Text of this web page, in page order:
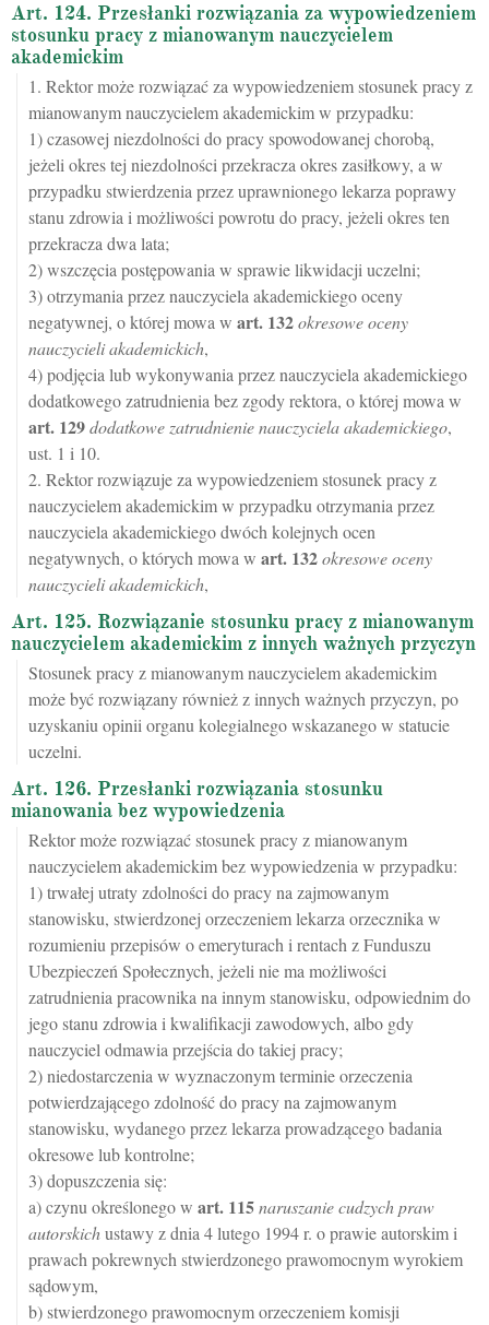
Art. 124. Przesłanki rozwiązania za wypowiedzeniem
stosunku pracy z mianowanym nauczycielem
akademickim
1. Rektor może rozwiązać za wypowiedzeniem stosunek pracy z
mianowanym nauczycielem akademickim w przypadku:
1) czasowej niezdolności do pracy spowodowanej chorobą,
jeżeli okres tej niezdolności przekracza okres zasiłkowy, a w
przypadku stwierdzenia przez uprawnionego lekarza poprawy
stanu zdrowia i możliwości powrotu do pracy, jeżeli okres ten
przekracza dwa lata;
2) wszczęcia postępowania w sprawie likwidacji uczelni;
3) otrzymania przez nauczyciela akademickiego oceny
negatywnej, o której mowa w art. 132okresowe oceny
nauczycieli akademickich,
4) podjęcia lub wykonywania przez nauczyciela akademickiego
dodatkowego zatrudnienia bez zgody rektora, o której mowa w
art. 129dodatkowe zatrudnienie nauczyciela akademickiego,
ust. 1 i 10.
2. Rektor rozwiązuje za wypowiedzeniem stosunek pracy z
nauczycielem akademickim w przypadku otrzymania przez
nauczyciela akademickiego dwóch kolejnych ocen
negatywnych, o których mowa w art. 132okresowe oceny
nauczycieli akademickich,
Art. 125. Rozwiązanie stosunku pracy z mianowanym
nauczycielem akademickim z innych ważnych przyczyn
Stosunek pracy z mianowanym nauczycielem akademickim
może być rozwiązany również z innych ważnych przyczyn, po
uzyskaniu opinii organu kolegialnego wskazanego w statucie
uczelni.
Art. 126. Przesłanki rozwiązania stosunku
mianowania bez wypowiedzenia
Rektor może rozwiązać stosunek pracy z mianowanym
nauczycielem akademickim bez wypowiedzenia w przypadku:
1) trwałej utraty zdolności do pracy na zajmowanym
stanowisku, stwierdzonej orzeczeniem lekarza orzecznika w
rozumieniu przepisów o emeryturach i rentach z Funduszu
Ubezpieczeń Społecznych, jeżeli nie ma możliwości
zatrudnienia pracownika na innym stanowisku, odpowiednim do
jego stanu zdrowia i kwalifikacji zawodowych, albo gdy
nauczyciel odmawia przejścia do takiej pracy;
2) niedostarczenia w wyznaczonym terminie orzeczenia
potwierdzającego zdolność do pracy na zajmowanym
stanowisku, wydanego przez lekarza prowadzącego badania
okresowe lub kontrolne;
3) dopuszczenia się:
a) czynu określonego w art. 115naruszanie cudzych praw
autorskichustawy z dnia 4 lutego 1994 r. o prawie autorskim i
prawach pokrewnych stwierdzonego prawomocnym wyrokiem
sądowym,
b) stwierdzonego prawomocnym orzeczeniem komisji